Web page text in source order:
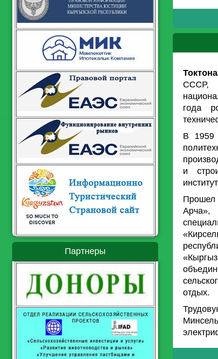
Партнеры
СССР,
года
В 1959
и
Арча»,
отдых.